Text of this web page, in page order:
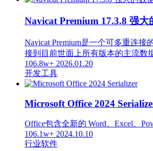
Navicat Premium 17.3.8 强
Navicat Premium是一个可多重连
接到目前世面上所有版本的主流数
106.8w+ 2026.01.20
开发工具
Microsoft Office 2024
Office包含全新的 Word、Excel、
106.1w+ 2024.10.10
行业软件